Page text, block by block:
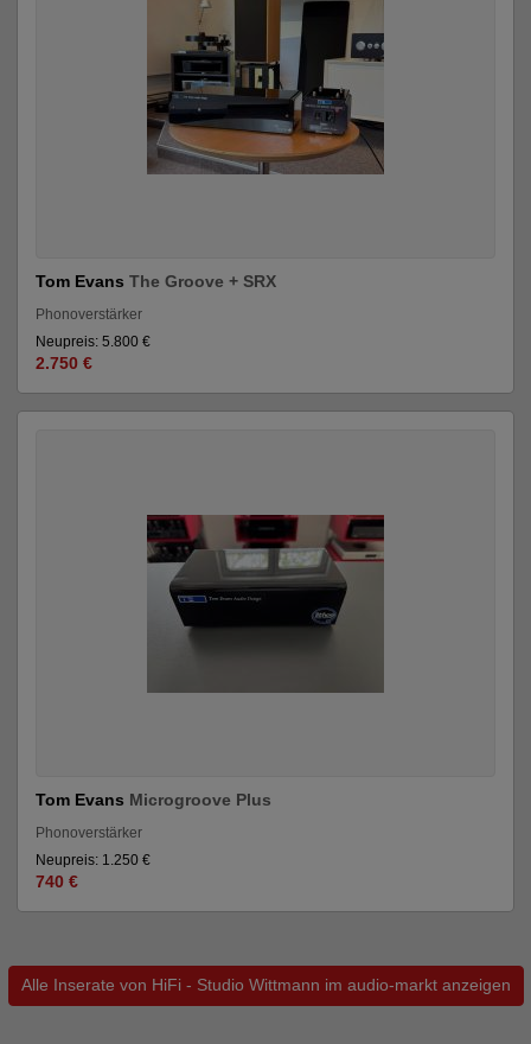
Tom Evans The Groove + SRX
Phonoverstärker
Neupreis: 5.800 €
2.750 €
Tom Evans Microgroove Plus
Phonoverstärker
Neupreis: 1.250 €
740 €
Alle Inserate von HiFi - Studio Wittmann im audio-markt anzeigen